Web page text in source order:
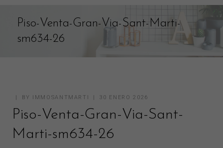
Piso-Venta-Gran-Via-Sant-Marti-
sm634-26
BY IMMOSANTMARTI 30 ENERO 2026
Piso-Venta-Gran-Via-Sant-
Marti-sm634-26